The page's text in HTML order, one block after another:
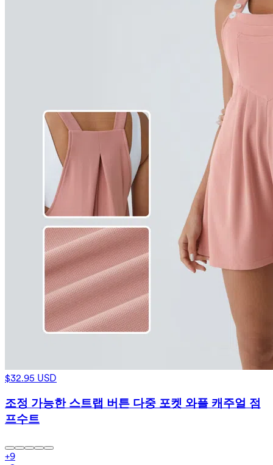
$32.95 USD
조정 가능한 스트랩 버튼 다중 포켓 와플 캐주얼 점
프수트
+9